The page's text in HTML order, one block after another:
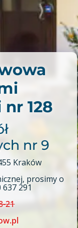
128
nr 9
Kraków
prosimy o
291
21